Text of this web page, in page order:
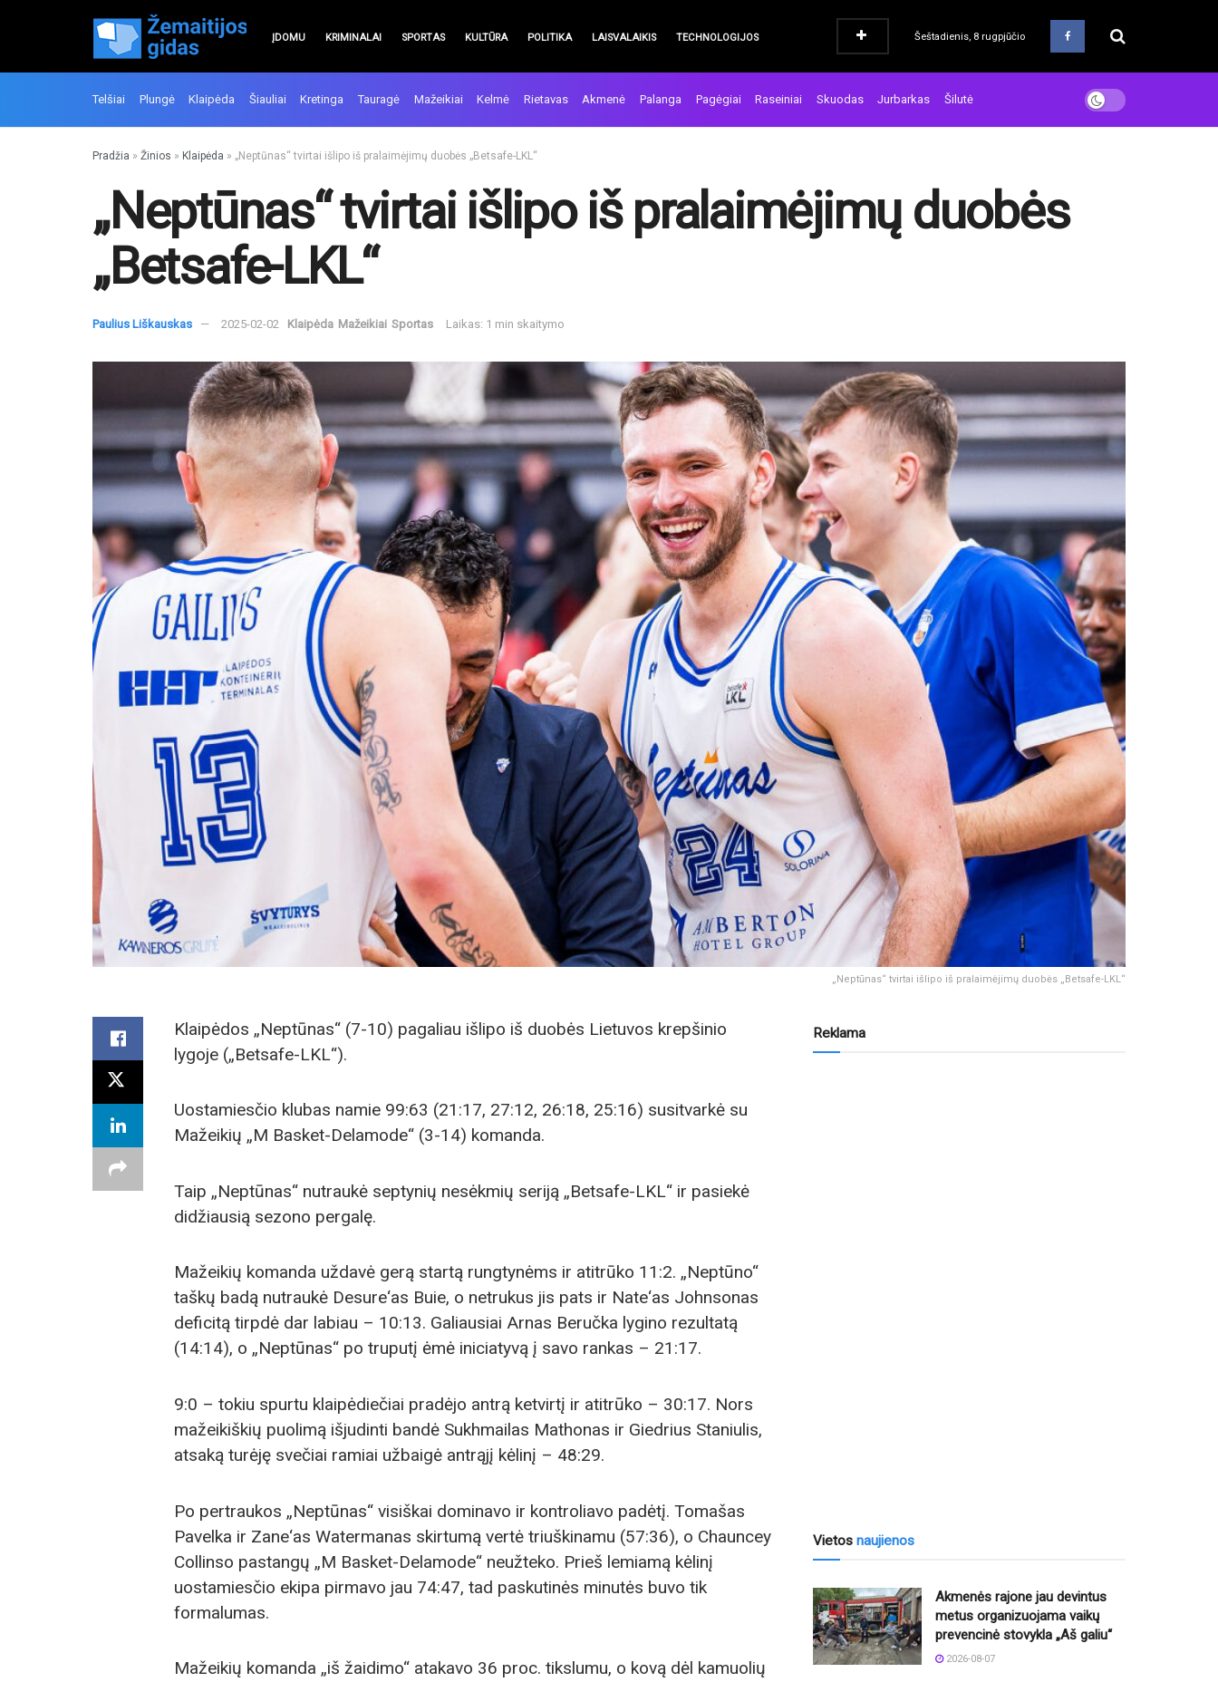
ĮDOMU KRIMINALAI SPORTAS KULTŪRA POLITIKA LAISVALAIKIS TECHNOLOGIJOS Šeštadienis, 8 rugpjūčio
Telšiai Plungė Klaipėda Šiauliai Kretinga Tauragė Mažeikiai Kelmė Rietavas Akmenė Palanga Pagėgiai Raseiniai Skuodas Jurbarkas Šilutė
Pradžia » Žinios » Klaipėda » „Neptūnas“ tvirtai išlipo iš pralaimėjimų duobės „Betsafe-LKL“
„Neptūnas“ tvirtai išlipo iš pralaimėjimų duobės
„Betsafe-LKL“
Paulius Liškauskas 2025-02-02 Klaipėda Mažeikiai Sportas Laikas: 1 min skaitymo
„Neptūnas“ tvirtai išlipo iš pralaimėjimų duobės „Betsafe-LKL“
Klaipėdos „Neptūnas“ (7-10) pagaliau išlipo iš duobės Lietuvos krepšinio
lygoje („Betsafe-LKL“).
Uostamiesčio klubas namie 99:63 (21:17, 27:12, 26:18, 25:16) susitvarkė su
Mažeikių „M Basket-Delamode“ (3-14) komanda.
Taip „Neptūnas“ nutraukė septynių nesėkmių seriją „Betsafe-LKL“ ir pasiekė
didžiausią sezono pergalę.
Mažeikių komanda uždavė gerą startą rungtynėms ir atitrūko 11:2. „Neptūno“
taškų badą nutraukė Desure‘as Buie, o netrukus jis pats ir Nate‘as Johnsonas
deficitą tirpdė dar labiau – 10:13. Galiausiai Arnas Beručka lygino rezultatą
(14:14), o „Neptūnas“ po truputį ėmė iniciatyvą į savo rankas – 21:17.
9:0 – tokiu spurtu klaipėdiečiai pradėjo antrą ketvirtį ir atitrūko – 30:17. Nors
mažeikiškių puolimą išjudinti bandė Sukhmailas Mathonas ir Giedrius Staniulis,
atsaką turėję svečiai ramiai užbaigė antrąjį kėlinį – 48:29.
Po pertraukos „Neptūnas“ visiškai dominavo ir kontroliavo padėtį. Tomašas
Pavelka ir Zane‘as Watermanas skirtumą vertė triuškinamu (57:36), o Chauncey
Collinso pastangų „M Basket-Delamode“ neužteko. Prieš lemiamą kėlinį
uostamiesčio ekipa pirmavo jau 74:47, tad paskutinės minutės buvo tik
formalumas.
Mažeikių komanda „iš žaidimo“ atakavo 36 proc. tikslumu, o kovą dėl kamuolių
Reklama
Vietos naujienos
Akmenės rajone jau devintus
metus organizuojama vaikų
prevencinė stovykla „Aš galiu“
2026-08-07